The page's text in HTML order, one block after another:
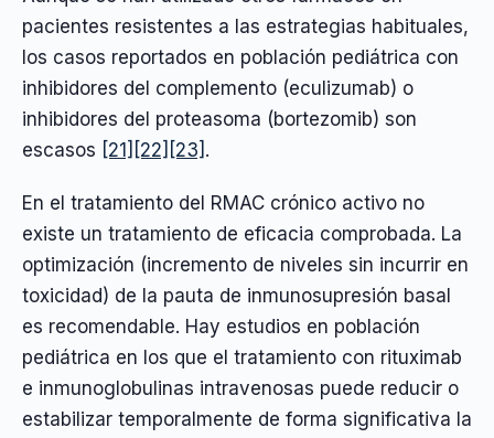
pacientes resistentes a las estrategias habituales,
los casos reportados en población pediátrica con
inhibidores del complemento (eculizumab) o
inhibidores del proteasoma (bortezomib) son
escasos [21] [22] [23] .
En el tratamiento del RMAC crónico activo no
existe un tratamiento de eficacia comprobada. La
optimización (incremento de niveles sin incurrir en
toxicidad) de la pauta de inmunosupresión basal
es recomendable. Hay estudios en población
pediátrica en los que el tratamiento con rituximab
e inmunoglobulinas intravenosas puede reducir o
estabilizar temporalmente de forma significativa la